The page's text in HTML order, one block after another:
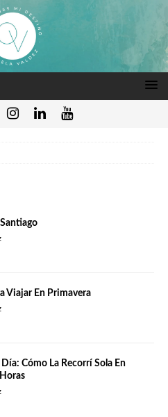
Viajar En Primavera
Cómo La Recorrí Sola En